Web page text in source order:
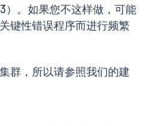
）。如果您不这样做，可能
键性错误程序而进行频繁
群，所以请参照我们的建